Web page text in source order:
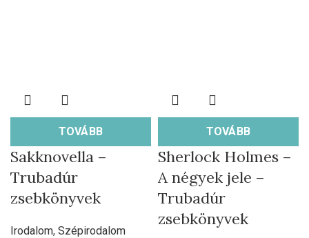
TOVÁBB
Sakknovella –
Trubadúr
zsebkönyvek
Irodalom, Szépirodalom
TOVÁBB
Sherlock Holmes –
A négyek jele –
Trubadúr
zsebkönyvek